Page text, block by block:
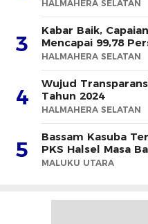
HALMAHERA SELATAN
3
Kabar Baik,
Mencapai 99,78
HALMAHERA SELATAN
4
Wujud
Tahun 2024
HALMAHERA SELATAN
5
Bassam Kasuba
PKS Halsel Masa
MALUKU UTARA